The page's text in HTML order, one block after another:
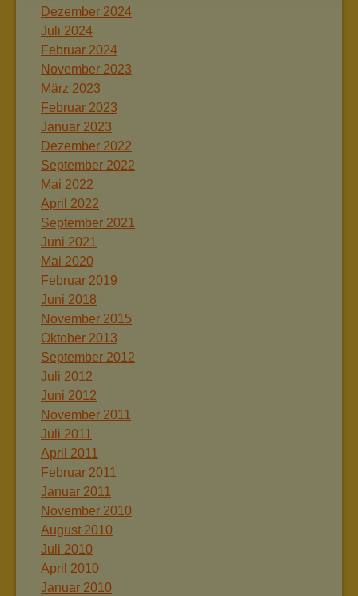
Dezember 2024
Juli 2024
Februar 2024
November 2023
März 2023
Februar 2023
Januar 2023
Dezember 2022
September 2022
Mai 2022
April 2022
September 2021
Juni 2021
Mai 2020
Februar 2019
Juni 2018
November 2015
Oktober 2013
September 2012
Juli 2012
Juni 2012
November 2011
Juli 2011
April 2011
Februar 2011
Januar 2011
November 2010
August 2010
Juli 2010
April 2010
Januar 2010